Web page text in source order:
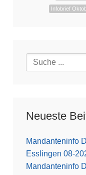
Infobrief
Neueste
Mandanteninfo
Esslingen 08-
Mandanteninfo